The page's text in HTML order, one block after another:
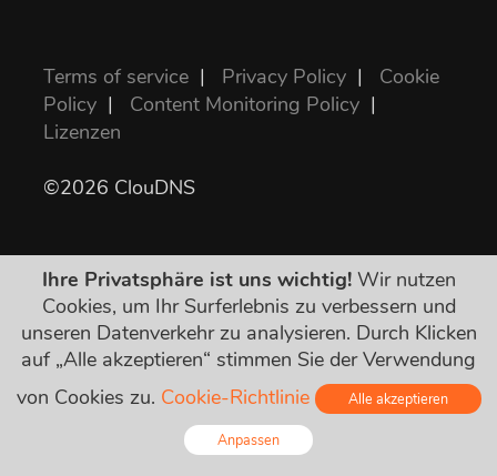
Terms of service | Privacy Policy | Cookie
Policy | Content Monitoring Policy |
Lizenzen
©2026 ClouDNS
Alle Preise sind endgültig und enthalten alle
benötigten Steuern. Keine anderen versteckten
Kosten!
Ihre Privatsphäre ist uns wichtig!Wir nutzen
Cookies, um Ihr Surferlebnis zu verbessern und
unseren Datenverkehr zu analysieren. Durch Klicken
auf „Alle akzeptieren“ stimmen Sie der Verwendung
von Cookies zu. Cookie-Richtlinie Alle akzeptieren
Anpassen